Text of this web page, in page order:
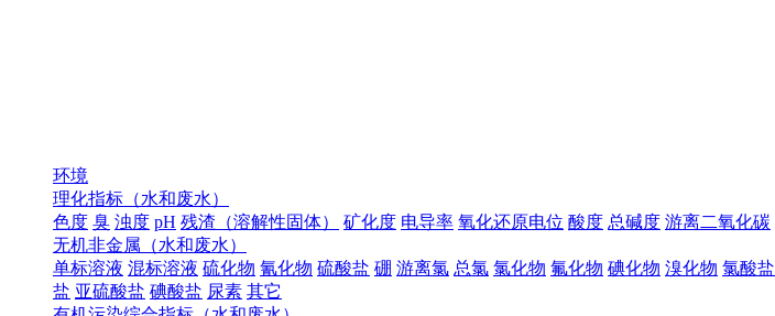
环境
理化指标（水和废水）
色度 臭 浊度 pH 残渣（溶解性固体） 矿化度 电导率 氧化还原电位 酸度 总碱度 游离二氧化碳
无机非金属（水和废水）
单标溶液 混标溶液 硫化物 氰化物 硫酸盐 硼 游离氯 总氯 氯化物 氟化物 碘化物 溴化物 氯酸盐
盐 亚硫酸盐 碘酸盐 尿素 其它